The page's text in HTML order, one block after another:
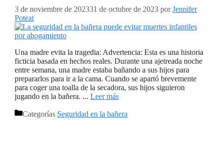
3 de noviembre de 202331 de octubre de 2023 porJennifer
Poteat
Una madre evita la tragedia: Advertencia: Esta es una historia
ficticia basada en hechos reales. Durante una ajetreada noche
entre semana, una madre estaba bañando a sus hijos para
prepararlos para ir a la cama. Cuando se apartó brevemente
para coger una toalla de la secadora, sus hijos siguieron
jugando en la bañera. ... Leer más
Categorías Seguridad en la bañera